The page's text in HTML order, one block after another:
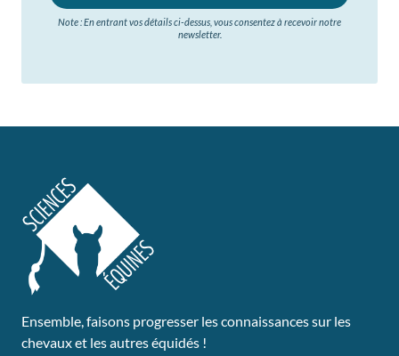
Note : En entrant vos détails ci-dessus, vous consentez à recevoir notre
newsletter.
Ensemble, faisons progresser les connaissances sur les
chevaux et les autres équidés !